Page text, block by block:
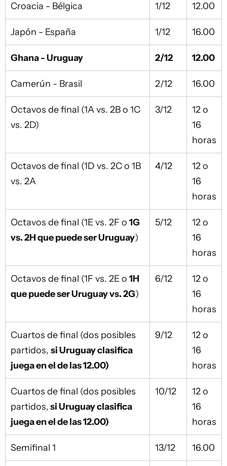
Croacia - Bélgica 1/12 12.00
Japón - España 1/12 16.00
Ghana - Uruguay 2/12 12.00
Camerún - Brasil 2/12 16.00
Octavos de final (1A vs. 2B o 1C
vs. 2D)
3/12
12 o
16
horas
Octavos de final (1D vs. 2C o 1B
vs. 2A
4/12
12 o
16
horas
Octavos de final (1E vs. 2F o 1G
vs. 2H que puede ser Uruguay)
5/12
12 o
16
horas
Octavos de final (1F vs. 2E o 1H
que puede ser Uruguay vs. 2G)
6/12
12 o
16
horas
Cuartos de final (dos posibles
partidos, si Uruguay clasifica
juega en el de las 12.00)
9/12
12 o
16
horas
Cuartos de final (dos posibles
partidos,si Uruguay clasifica
juega en el de las 12.00)
10/12
12 o
16
horas
Semifinal 1 13/12 16.00